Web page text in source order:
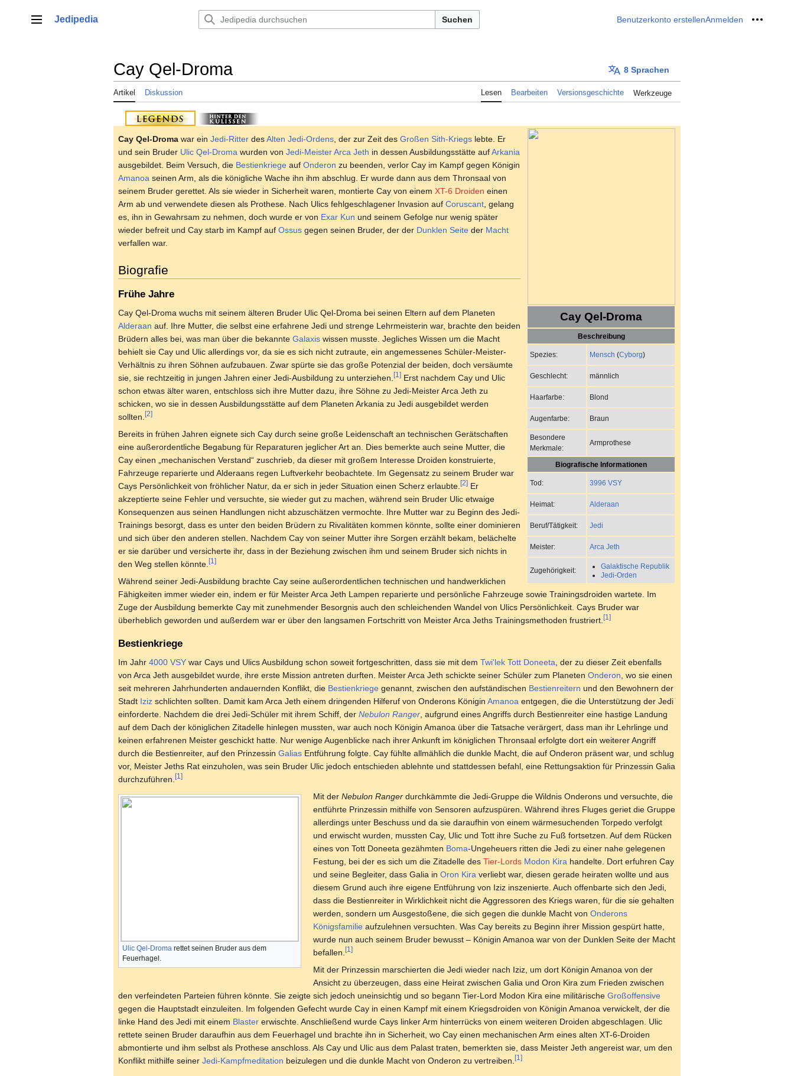
springenHauptmenü
Jedipedia Suchen Benutzerkonto erstellenAnmelden Meine
Cay Qel-Droma 8 Sprachen
Artikel Diskussion Lesen Bearbeiten Versionsgeschichte Werkzeuge
Cay Qel-Droma
Beschreibung
Spezies: Mensch (Cyborg)
Geschlecht: männlich
Haarfarbe: Blond
Augenfarbe: Braun
Besondere
Merkmale:
Armprothese
Biografische Informationen
Tod: 3996 VSY
Heimat: Alderaan
Beruf/Tätigkeit: Jedi
Meister: Arca Jeth
Zugehörigkeit:
Galaktische Republik
Jedi-Orden
Cay Qel-Droma war ein Jedi-Ritter desAlten Jedi-Ordens , der zur Zeit des Großen Sith-Kriegs lebte. Er
und sein Bruder Ulic Qel-Droma wurden von Jedi-MeisterArca Jeth in dessen Ausbildungsstätte aufArkania
ausgebildet. Beim Versuch, die Bestienkriege auf Onderon zu beenden, verlor Cay im Kampf gegen Königin
Amanoa seinen Arm, als die königliche Wache ihn ihm abschlug. Er wurde dann aus dem Thronsaal von
seinem Bruder gerettet. Als sie wieder in Sicherheit waren, montierte Cay von einem XT-6 Droiden einen
Arm ab und verwendete diesen als Prothese. Nach Ulics fehlgeschlagener Invasion auf Coruscant , gelang
es, ihn in Gewahrsam zu nehmen, doch wurde er von Exar Kun und seinem Gefolge nur wenig später
wieder befreit und Cay starb im Kampf auf Ossus gegen seinen Bruder, der der Dunklen Seite der Macht
verfallen war.
Biografie
Frühe Jahre
Cay Qel-Droma wuchs mit seinem älteren Bruder Ulic Qel-Droma bei seinen Eltern auf dem Planeten
Alderaan auf. Ihre Mutter, die selbst eine erfahrene Jedi und strenge Lehrmeisterin war, brachte den beiden
Brüdern alles bei, was man über die bekannte Galaxis wissen musste. Jegliches Wissen um die Macht
behielt sie Cay und Ulic allerdings vor, da sie es sich nicht zutraute, ein angemessenes Schüler-Meister-
Verhältnis zu ihren Söhnen aufzubauen. Zwar spürte sie das große Potenzial der beiden, doch versäumte
sie, sie rechtzeitig in jungen Jahren einer Jedi-Ausbildung zu unterziehen. [1] Erst nachdem Cay und Ulic
schon etwas älter waren, entschloss sich ihre Mutter dazu, ihre Söhne zu Jedi-Meister Arca Jeth zu
schicken, wo sie in dessen Ausbildungsstätte auf dem Planeten Arkania zu Jedi ausgebildet werden
sollten. [2]
Bereits in frühen Jahren eignete sich Cay durch seine große Leidenschaft an technischen Gerätschaften
eine außerordentliche Begabung für Reparaturen jeglicher Art an. Dies bemerkte auch seine Mutter, die
Cay einen „mechanischen Verstand“ zuschrieb, da dieser mit großem Interesse Droiden konstruierte,
Fahrzeuge reparierte und Alderaans regen Luftverkehr beobachtete. Im Gegensatz zu seinem Bruder war
Cays Persönlichkeit von fröhlicher Natur, da er sich in jeder Situation einen Scherz erlaubte. [2] Er
akzeptierte seine Fehler und versuchte, sie wieder gut zu machen, während sein Bruder Ulic etwaige
Konsequenzen aus seinen Handlungen nicht abzuschätzen vermochte. Ihre Mutter war zu Beginn des Jedi-
Trainings besorgt, dass es unter den beiden Brüdern zu Rivalitäten kommen könnte, sollte einer dominieren
und sich über den anderen stellen. Nachdem Cay von seiner Mutter ihre Sorgen erzählt bekam, belächelte
er sie darüber und versicherte ihr, dass in der Beziehung zwischen ihm und seinem Bruder sich nichts in
den Weg stellen könnte. [1]
Während seiner Jedi-Ausbildung brachte Cay seine außerordentlichen technischen und handwerklichen
Fähigkeiten immer wieder ein, indem er für Meister Arca Jeth Lampen reparierte und persönliche Fahrzeuge sowie Trainingsdroiden wartete. Im
Zuge der Ausbildung bemerkte Cay mit zunehmender Besorgnis auch den schleichenden Wandel von Ulics Persönlichkeit. Cays Bruder war
überheblich geworden und außerdem war er über den langsamen Fortschritt von Meister Arca Jeths Trainingsmethoden frustriert. [1]
Bestienkriege
Im Jahr 4000 VSY war Cays und Ulics Ausbildung schon soweit fortgeschritten, dass sie mit dem Twi'lek Tott Doneeta , der zu dieser Zeit ebenfalls
von Arca Jeth ausgebildet wurde, ihre erste Mission antreten durften. Meister Arca Jeth schickte seiner Schüler zum Planeten Onderon , wo sie einen
seit mehreren Jahrhunderten andauernden Konflikt, die Bestienkriege genannt, zwischen den aufständischen Bestienreitern und den Bewohnern der
Stadt Iziz schlichten sollten. Damit kam Arca Jeth einem dringenden Hilferuf von Onderons Königin Amanoa entgegen, die die Unterstützung der Jedi
einforderte. Nachdem die drei Jedi-Schüler mit ihrem Schiff, der Nebulon Ranger , aufgrund eines Angriffs durch Bestienreiter eine hastige Landung
auf dem Dach der königlichen Zitadelle hinlegen mussten, war auch noch Königin Amanoa über die Tatsache verärgert, dass man ihr Lehrlinge und
keinen erfahrenen Meister geschickt hatte. Nur wenige Augenblicke nach ihrer Ankunft im königlichen Thronsaal erfolgte dort ein weiterer Angriff
durch die Bestienreiter, auf den Prinzessin Galias Entführung folgte. Cay fühlte allmählich die dunkle Macht, die auf Onderon präsent war, und schlug
vor, Meister Jeths Rat einzuholen, was sein Bruder Ulic jedoch entschieden ablehnte und stattdessen befahl, eine Rettungsaktion für Prinzessin Galia
durchzuführen. [1]
Ulic Qel-Droma rettet seinen Bruder aus dem
Feuerhagel.
Mit der Nebulon Rangerdurchkämmte die Jedi-Gruppe die Wildnis Onderons und versuchte, die
entführte Prinzessin mithilfe von Sensoren aufzuspüren. Während ihres Fluges geriet die Gruppe
allerdings unter Beschuss und da sie daraufhin von einem wärmesuchenden Torpedo verfolgt
und erwischt wurden, mussten Cay, Ulic und Tott ihre Suche zu Fuß fortsetzen. Auf dem Rücken
eines von Tott Doneeta gezähmten Boma-Ungeheuers ritten die Jedi zu einer nahe gelegenen
Festung, bei der es sich um die Zitadelle des Tier-Lords Modon Kira handelte. Dort erfuhren Cay
und seine Begleiter, dass Galia in Oron Kira verliebt war, diesen gerade heiraten wollte und aus
diesem Grund auch ihre eigene Entführung von Iziz inszenierte. Auch offenbarte sich den Jedi,
dass die Bestienreiter in Wirklichkeit nicht die Aggressoren des Kriegs waren, für die sie gehalten
werden, sondern um Ausgestoßene, die sich gegen die dunkle Macht von Onderons
Königsfamilieaufzulehnen versuchten. Was Cay bereits zu Beginn ihrer Mission gespürt hatte,
wurde nun auch seinem Bruder bewusst – Königin Amanoa war von der Dunklen Seite der Macht
befallen. [1]
Mit der Prinzessin marschierten die Jedi wieder nach Iziz, um dort Königin Amanoa von der
Ansicht zu überzeugen, dass eine Heirat zwischen Galia und Oron Kira zum Frieden zwischen
den verfeindeten Parteien führen könnte. Sie zeigte sich jedoch uneinsichtig und so begann Tier-Lord Modon Kira eine militärische Großoffensive
gegen die Hauptstadt einzuleiten. Im folgenden Gefecht wurde Cay in einen Kampf mit einem Kriegsdroiden von Königin Amanoa verwickelt, der die
linke Hand des Jedi mit einem Blaster erwischte. Anschließend wurde Cays linker Arm hinterrücks von einem weiteren Droiden abgeschlagen. Ulic
rettete seinen Bruder daraufhin aus dem Feuerhagel und brachte ihn in Sicherheit, wo Cay einen mechanischen Arm eines alten XT-6-Droiden
abmontierte und ihm selbst als Prothese anschloss. Als Cay und Ulic aus dem Palast traten, bemerkten sie, dass Meister Jeth angereist war, um den
Konflikt mithilfe seiner Jedi-Kampfmeditation beizulegen und die dunkle Macht von Onderon zu vertreiben. [1]